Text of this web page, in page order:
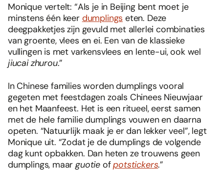
Monique vertelt: “Als je in Beijing bent moet je
minstens één keer dumplings eten. Deze
deegpakketjes zijn gevuld met allerlei combinaties
van groente, vlees en ei. Een van de klassieke
vullingen is met varkensvlees en lente-ui, ook wel
jiucai zhurou.”
In Chinese families worden dumplings vooral
gegeten met feestdagen zoals Chinees Nieuwjaar
en het Maanfeest. Het is een ritueel, eerst samen
met de hele familie dumplings vouwen en daarna
opeten. “Natuurlijk maak je er dan lekker veel”, legt
Monique uit. “Zodat je de dumplings de volgende
dag kunt opbakken. Dan heten ze trouwens geen
dumplings, maarguotie ofpotstickers.”